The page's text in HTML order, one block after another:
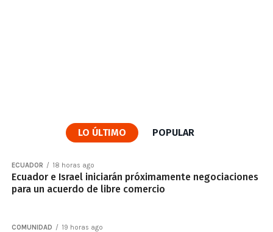
LO ÚLTIMO POPULAR
ECUADOR 18 horas ago
Ecuador e Israel iniciarán próximamente negociaciones
para un acuerdo de libre comercio
COMUNIDAD 19 horas ago